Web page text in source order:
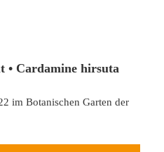
• Cardamine hirsuta
im Botanischen Garten der